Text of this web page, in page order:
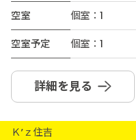
空室
個室：1
空室予定
個室：1
詳細を見る
Ｋ’ｚ住吉